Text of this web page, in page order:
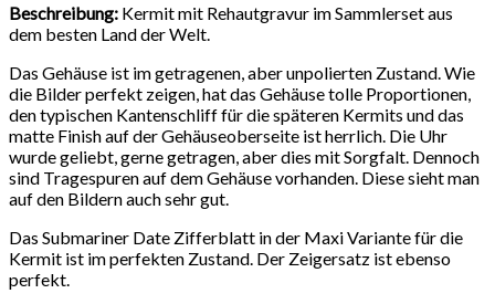
Beschreibung: Kermit mit Rehautgravur im Sammlerset aus
dem besten Land der Welt.
Das Gehäuse ist im getragenen, aber unpolierten Zustand. Wie
die Bilder perfekt zeigen, hat das Gehäuse tolle Proportionen,
den typischen Kantenschliff für die späteren Kermits und das
matte Finish auf der Gehäuseoberseite ist herrlich. Die Uhr
wurde geliebt, gerne getragen, aber dies mit Sorgfalt. Dennoch
sind Tragespuren auf dem Gehäuse vorhanden. Diese sieht man
auf den Bildern auch sehr gut.
Das Submariner Date Zifferblatt in der Maxi Variante für die
Kermit ist im perfekten Zustand. Der Zeigersatz ist ebenso
perfekt.